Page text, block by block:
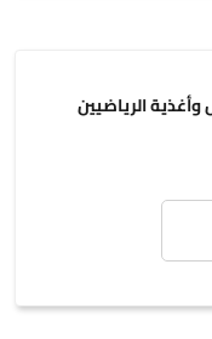
الرياضيين